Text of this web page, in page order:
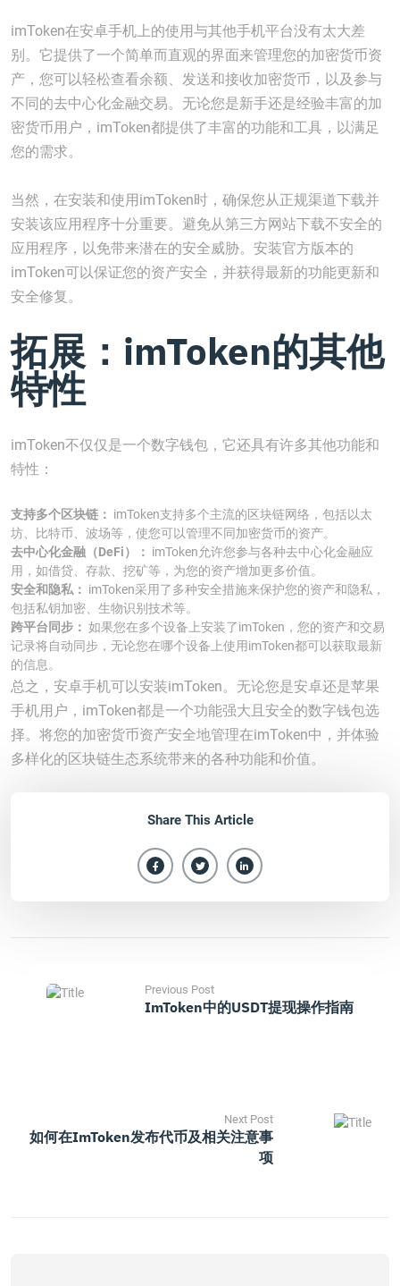
imToken在安卓手机上的使用与其他手机平台没有太大差
别。它提供了一个简单而直观的界面来管理您的加密货币资
产，您可以轻松查看余额、发送和接收加密货币，以及参与
不同的去中心化金融交易。无论您是新手还是经验丰富的加
密货币用户，imToken都提供了丰富的功能和工具，以满足
您的需求。
当然，在安装和使用imToken时，确保您从正规渠道下载并
安装该应用程序十分重要。避免从第三方网站下载不安全的
应用程序，以免带来潜在的安全威胁。安装官方版本的
imToken可以保证您的资产安全，并获得最新的功能更新和
安全修复。
拓展：imToken的其他
特性
imToken不仅仅是一个数字钱包，它还具有许多其他功能和
特性：
支持多个区块链： imToken支持多个主流的区块链网络，包括以太
坊、比特币、波场等，使您可以管理不同加密货币的资产。
去中心化金融（DeFi）： imToken允许您参与各种去中心化金融应
用，如借贷、存款、挖矿等，为您的资产增加更多价值。
安全和隐私： imToken采用了多种安全措施来保护您的资产和隐私，
包括私钥加密、生物识别技术等。
跨平台同步： 如果您在多个设备上安装了imToken，您的资产和交易
记录将自动同步，无论您在哪个设备上使用imToken都可以获取最新
的信息。
总之，安卓手机可以安装imToken。无论您是安卓还是苹果
手机用户，imToken都是一个功能强大且安全的数字钱包选
择。将您的加密货币资产安全地管理在imToken中，并体验
多样化的区块链生态系统带来的各种功能和价值。
Share This Article
Previous Post
ImToken中的USDT提现操作指南
Next Post
如何在imToken发布代币及相关注意事
项